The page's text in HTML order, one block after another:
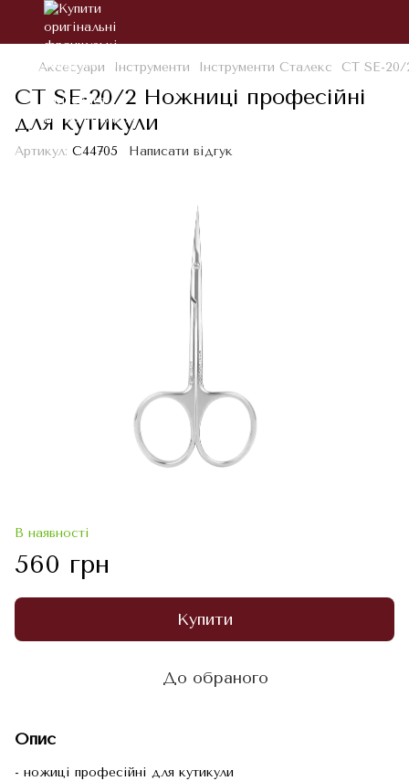
Аксесуари Інструменти Інструменти Сталекс СТ SE-20/
СТ SE-20/2 Ножниці професійні
для кутикули
Артикул: С44705 Написати відгук
В наявності
560 грн
Купити
До обраного
Опис
- ножиці професійні для кутикули